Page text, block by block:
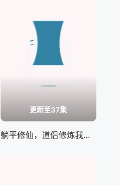
更新至37集
躺平修仙，道侣修炼我变强